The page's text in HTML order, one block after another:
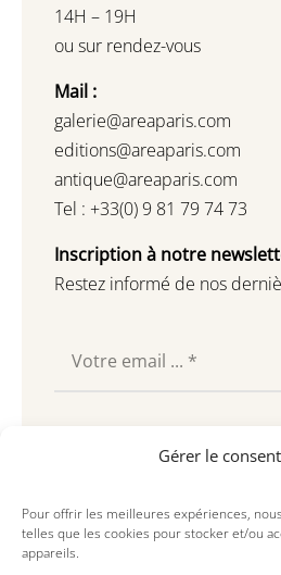
Gérer le
Pour offrir les meilleures expériences,
telles que les cookies pour stocker et/ou
appareils.
14H – 19H
ou sur rendez-vous
Mail :
galerie@areaparis.com
editions@areaparis.com
antique@areaparis.com
Tel : +33(0) 9 81 79 74 73
Inscription à notre
Restez informé de nos